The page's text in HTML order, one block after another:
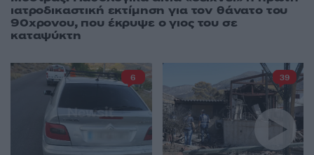
ιατροδικαστική εκτίμηση για τον θάνατο του
90χρονου, που έκρυψε ο γιος του σε
καταψύκτη
6 39